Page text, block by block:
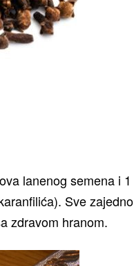
lanenog semena i 1
Sve zajedno
zdravom hranom.